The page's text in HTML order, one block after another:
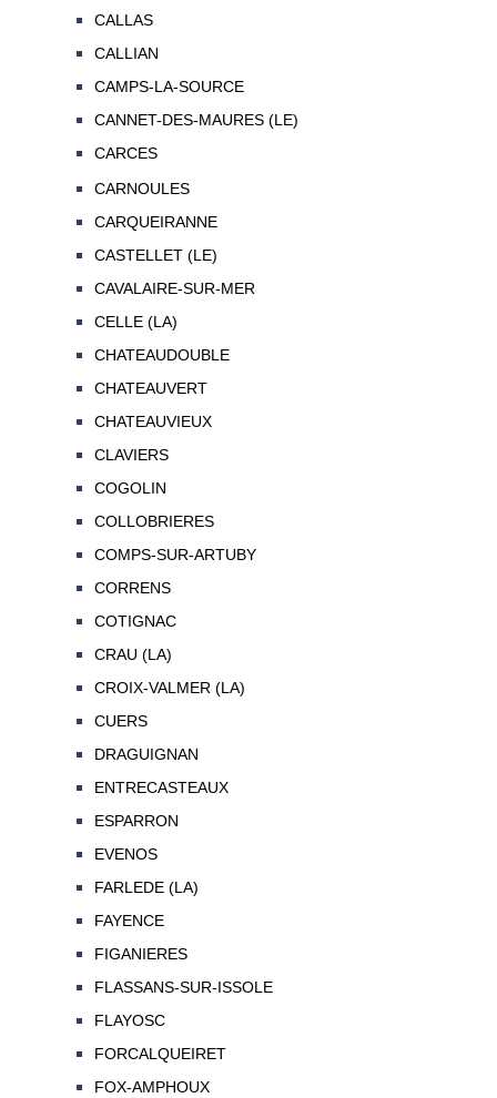
CALLAS
CALLIAN
CAMPS-LA-SOURCE
CANNET-DES-MAURES (LE)
CARCES
CARNOULES
CARQUEIRANNE
CASTELLET (LE)
CAVALAIRE-SUR-MER
CELLE (LA)
CHATEAUDOUBLE
CHATEAUVERT
CHATEAUVIEUX
CLAVIERS
COGOLIN
COLLOBRIERES
COMPS-SUR-ARTUBY
CORRENS
COTIGNAC
CRAU (LA)
CROIX-VALMER (LA)
CUERS
DRAGUIGNAN
ENTRECASTEAUX
ESPARRON
EVENOS
FARLEDE (LA)
FAYENCE
FIGANIERES
FLASSANS-SUR-ISSOLE
FLAYOSC
FORCALQUEIRET
FOX-AMPHOUX